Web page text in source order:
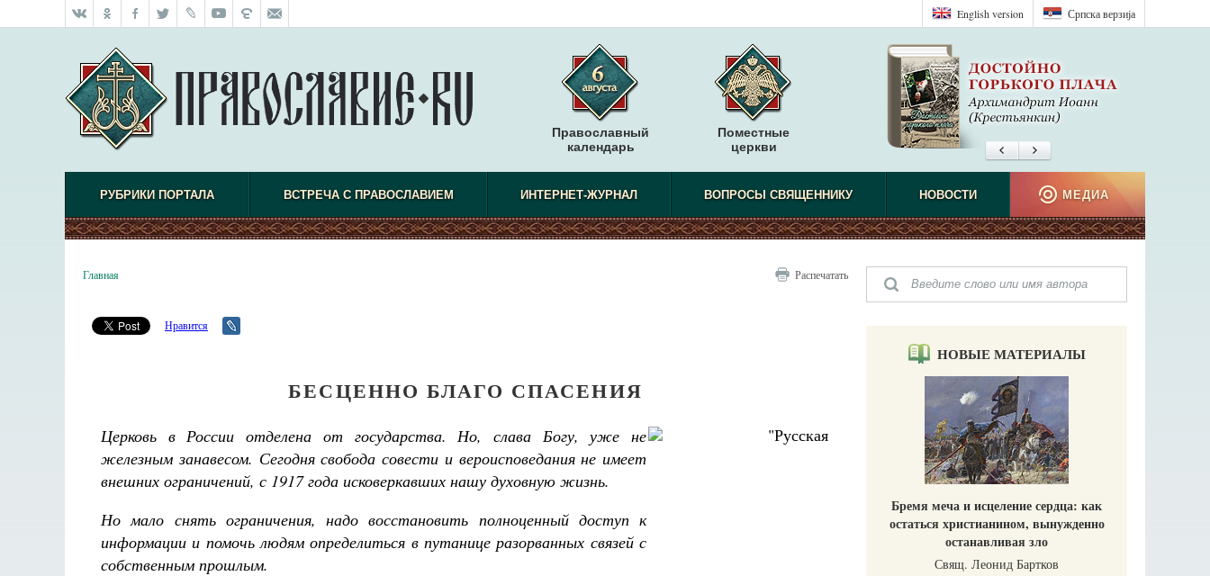
Српска верзиjа
English version
Православный
календарь
Поместные
церкви
РУБРИКИ ПОРТАЛА ВСТРЕЧА С ПРАВОСЛАВИЕМ ИНТЕРНЕТ-ЖУРНАЛ ВОПРОСЫ СВЯЩЕННИКУ НОВОСТИ МЕДИА
Главная Распечатать
Нравится
БЕСЦЕННО БЛАГО СПАСЕНИЯ
Церковь в России отделена от государства. Но, слава Богу, уже не
железным занавесом. Сегодня свобода совести и вероисповедания не имеет
внешних ограничений, с 1917 года исковеркавших нашу духовную жизнь.
Но мало снять ограничения, надо восстановить полноценный доступ к
информации и помочь людям определиться в путанице разорванных связей с
собственным прошлым.
НОВЫЕ МАТЕРИАЛЫ
Бремя меча и исцеление сердца: как
остаться христианином, вынужденно
останавливая зло
Свящ. Леонид Бартков